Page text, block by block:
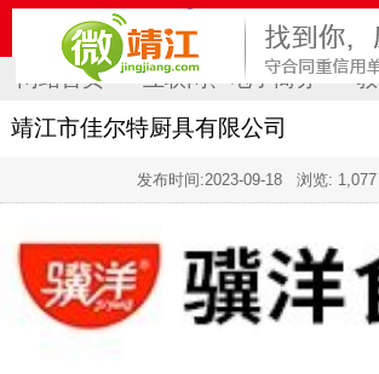
网站首页 互联网、电子商务
靖江市佳尔特厨具有限公司
发布时间:2023-09-18 浏览: